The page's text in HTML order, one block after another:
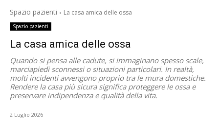
Spazio pazienti La casa amica delle ossa
Spazio pazienti
La casa amica delle ossa
Quando si pensa alle cadute, si immaginano spesso scale,
marciapiedi sconnessi o situazioni particolari. In realtà,
molti incidenti avvengono proprio tra le mura domestiche.
Rendere la casa più sicura significa proteggere le ossa e
preservare indipendenza e qualità della vita.
2 Luglio 2026